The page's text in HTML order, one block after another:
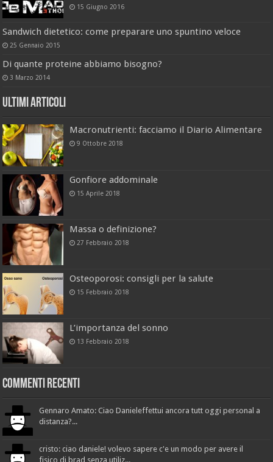
15 Giugno 2016
Sandwich dietetico: come preparare uno spuntino veloce
25 Gennaio 2015
Di quante proteine abbiamo bisogno?
3 Marzo 2014
Ultimi Articoli
Macronutrienti: facciamo il Diario Alimentare
9 Ottobre 2018
Gonfiore addominale
15 Aprile 2018
Massa o definizione?
27 Febbraio 2018
Osteoporosi: consigli per la salute
15 Febbraio 2018
L’importanza del sonno
13 Febbraio 2018
Commenti recenti
Gennaro Amato: Ciao Danieleffettui ancora tutt oggi personal a
distanza?...
cristo: ciao daniele! volevo sapere c'e un modo per avere il
fisico di brad senza utiliz...